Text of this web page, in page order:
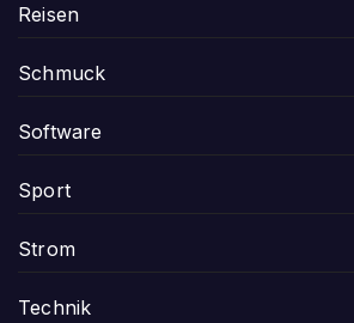
Reisen
Schmuck
Software
Sport
Strom
Technik